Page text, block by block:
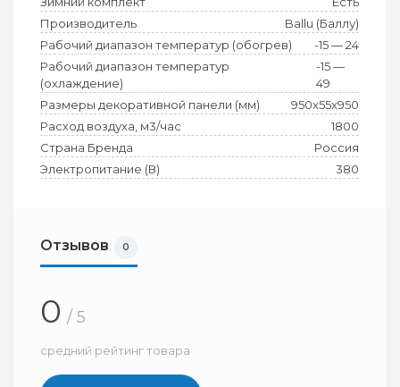
Производитель
Ballu (Баллу)
Рабочий диапазон температур (обогрев)
-15 — 24
Рабочий диапазон температур
(охлаждение)
-15 —
49
Размеры декоративной панели (мм)
950x55x950
Расход воздуха, м3/час
1800
Страна Бренда
Россия
Электропитание (В)
380
Отзывов 0
0 / 5
средний рейтинг товара